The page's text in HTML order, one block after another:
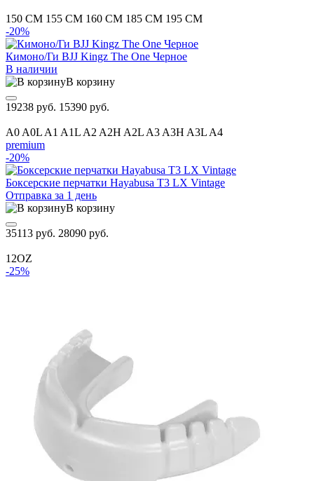
150 CM 155 CM 160 CM 185 CM 195 CM
-20%
Кимоно/Ги BJJ Kingz The One Черное
В наличии
В корзину
19238 руб. 15390 руб.
A0 A0L A1 A1L A2 A2H A2L A3 A3H A3L A4
premium
-20%
Боксерские перчатки Hayabusa T3 LX Vintage
Отправка за 1 день
В корзину
35113 руб. 28090 руб.
12OZ
-25%